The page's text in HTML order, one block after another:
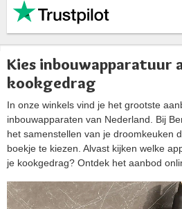
Kies inbouwapparatuur
kookgedrag
In onze winkels vind je het grootste
inbouwapparaten van Nederland. Bij
het samenstellen van je droomkeuken
boekje te kiezen. Alvast kijken welke
je kookgedrag? Ontdek het aanbod